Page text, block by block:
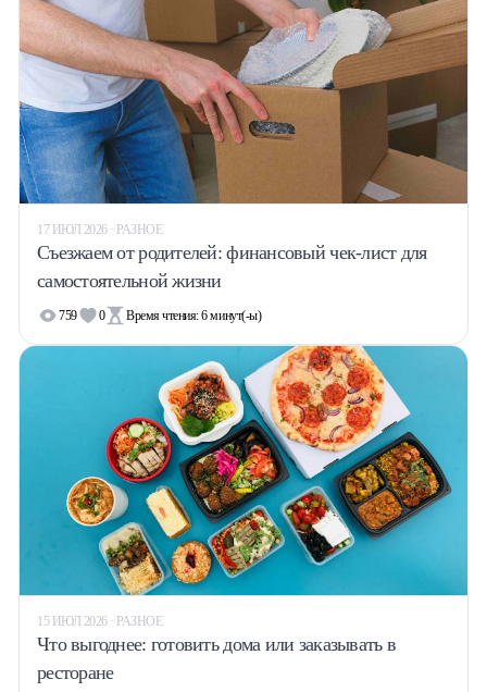
17 ИЮЛ 2026 · РАЗНОЕ
Съезжаем от родителей: финансовый чек-лист для
самостоятельной жизни
759 0 Время чтения:6минут(-ы)
15 ИЮЛ 2026 · РАЗНОЕ
Что выгоднее: готовить дома или заказывать в
ресторане